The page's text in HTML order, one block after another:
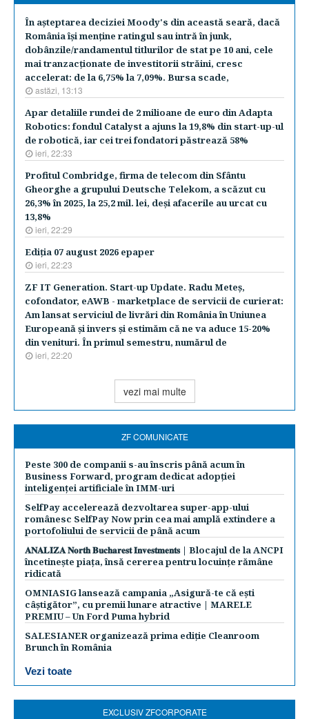
În aşteptarea deciziei Moody's din această seară, dacă
România îşi menţine ratingul sau intră în junk,
dobânzile/randamentul titlurilor de stat pe 10 ani, cele
mai tranzacţionate de investitorii străini, cresc
accelerat: de la 6,75% la 7,09%. Bursa scade,
astăzi, 13:13
Apar detaliile rundei de 2 milioane de euro din Adapta
Robotics: fondul Catalyst a ajuns la 19,8% din start-up-ul
de robotică, iar cei trei fondatori păstrează 58%
ieri, 22:33
Profitul Combridge, firma de telecom din Sfântu
Gheorghe a grupului Deutsche Telekom, a scăzut cu
26,3% în 2025, la 25,2 mil. lei, deşi afacerile au urcat cu
13,8%
ieri, 22:29
Ediţia 07 august 2026 epaper
ieri, 22:23
ZF IT Generation. Start-up Update. Radu Meteş,
cofondator, eAWB - marketplace de servicii de curierat:
Am lansat serviciul de livrări din România în Uniunea
Europeană şi invers şi estimăm că ne va aduce 15-20%
din venituri. În primul semestru, numărul de
ieri, 22:20
vezi mai multe
ZF COMUNICATE
Peste 300 de companii s-au înscris până acum în
Business Forward, program dedicat adopției
inteligenței artificiale în IMM-uri
SelfPay accelerează dezvoltarea super-app-ului
românesc SelfPay Now prin cea mai amplă extindere a
portofoliului de servicii de până acum
𝐀𝐍𝐀𝐋𝐈𝐙𝐀 𝐍𝐨𝐫𝐭𝐡 𝐁𝐮𝐜𝐡𝐚𝐫𝐞𝐬𝐭 𝐈𝐧𝐯𝐞𝐬𝐭𝐦𝐞𝐧𝐭𝐬 | Blocajul de la ANCPI
încetinește piața, însă cererea pentru locuințe rămâne
ridicată
OMNIASIG lansează campania „Asigură-te că ești
câștigător”, cu premii lunare atractive | MARELE
PREMIU – Un Ford Puma hybrid
SALESIANER organizează prima ediție Cleanroom
Brunch în România
Vezi toate
EXCLUSIV ZFCORPORATE